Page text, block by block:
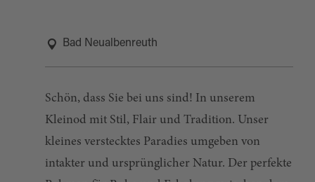
Bad Neualbenreuth
Schön, dass Sie bei uns sind! In unserem
Kleinod mit Stil, Flair und Tradition. Unser
kleines verstecktes Paradies umgeben von
intakter und ursprünglicher Natur. Der perfekte